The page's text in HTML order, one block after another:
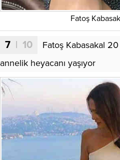
Fatoş
7 | 10
Fatoş Kabasakal
annelik heyacanı yaşıyor